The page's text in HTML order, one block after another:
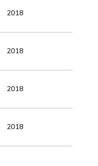
2018
2018
2018
2018